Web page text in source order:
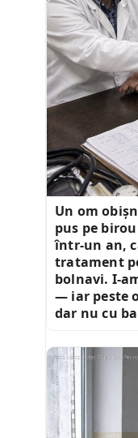
Un om
pus pe
într-un an,
tratament
bolnavi. I-
— iar peste
dar nu cu